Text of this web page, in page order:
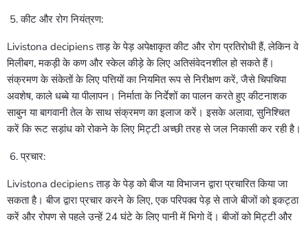
कीट और रोग नियंत्रण:
Livistona decipiens ताड़ के पेड़ अपेक्षाकृत कीट और रोग प्रतिरोधी हैं, लेकिन वे
मिलीबग, मकड़ी के कण और स्केल कीड़े के लिए अतिसंवेदनशील हो सकते हैं।
संक्रमण के संकेतों के लिए पत्तियों का नियमित रूप से निरीक्षण करें, जैसे चिपचिपा
अवशेष, काले धब्बे या पीलापन। निर्माता के निर्देशों का पालन करते हुए कीटनाशक
साबुन या बागवानी तेल के साथ संक्रमण का इलाज करें। इसके अलावा, सुनिश्चित
करें कि रूट सड़ांध को रोकने के लिए मिट्टी अच्छी तरह से जल निकासी कर रही है।
प्रचार:
Livistona decipiens ताड़ के पेड़ को बीज या विभाजन द्वारा प्रचारित किया जा
सकता है। बीज द्वारा प्रचार करने के लिए, एक परिपक्व पेड़ से ताजे बीजों को इकट्ठा
करें और रोपण से पहले उन्हें 24 घंटे के लिए पानी में भिगो दें। बीजों को मिट्टी और